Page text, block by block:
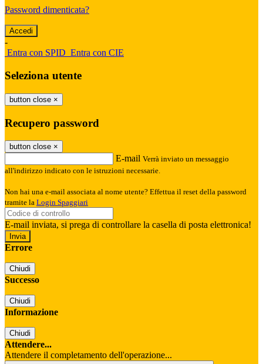
Password dimenticata?
-
Entra con SPID Entra con CIE
Seleziona utente
button close ×
Recupero password
button close ×
E-mail Verrà inviato un messaggio
all'indirizzo indicato con le istruzioni necessarie.
Non hai una e-mail associata al nome utente? Effettua il reset della password
tramite la Login Spaggiari
E-mail inviata, si prega di controllare la casella di posta elettronica!
Errore
Chiudi
Successo
Chiudi
Informazione
Chiudi
Attendere...
Attendere il completamento dell'operazione...